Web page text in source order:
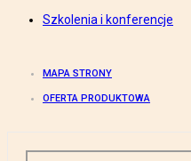
Szkolenia i konferencje
MAPA STRONY
OFERTA PRODUKTOWA